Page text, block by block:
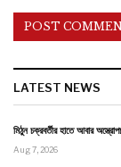
LATEST NEWS
মিঠুন চক্রবর্তীর হাতে আবার
Aug 7, 2026